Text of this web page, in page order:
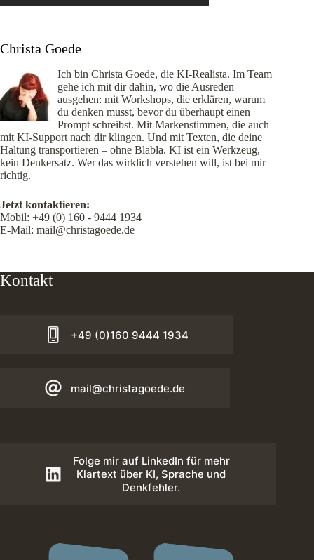
Christa Goede
Ich bin Christa Goede, die KI-Realista. Im Team
gehe ich mit dir dahin, wo die Ausreden
ausgehen: mit Workshops, die erklären, warum
du denken musst, bevor du überhaupt einen
Prompt schreibst. Mit Markenstimmen, die auch
mit KI-Support nach dir klingen. Und mit Texten, die deine
Haltung transportieren – ohne Blabla. KI ist ein Werkzeug,
kein Denkersatz. Wer das wirklich verstehen will, ist bei mir
richtig.
Jetzt kontaktieren:
Mobil: +49 (0) 160 - 9444 1934
E-Mail: mail@christagoede.de
Kontakt
+49 (0)160 9444 1934
mail@christagoede.de
Folge mir auf LinkedIn für mehr
Klartext über KI, Sprache und
Denkfehler.